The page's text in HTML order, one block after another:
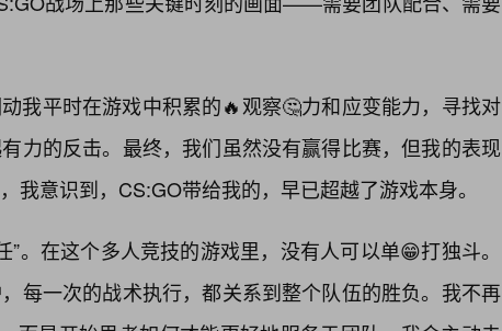
我平时在游戏中积累的🔥观察🤔力和应变能力，寻找对
力的反击。最终，我们虽然没有赢得比赛，但我的表现
我意识到，CS:GO带给我的，早已超越了游戏本身。
”。在这个多人竞技的游戏里，没有人可以单😁打独斗。
每一次的战术执行，都关系到整个队伍的胜负。我不再